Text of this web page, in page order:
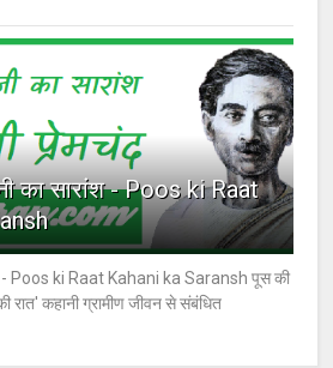
का सारांश - Poos ki Raat
- Poos ki Raat Kahani ka Saransh पूस की
रात' कहानी ग्रामीण जीवन से संबंधित